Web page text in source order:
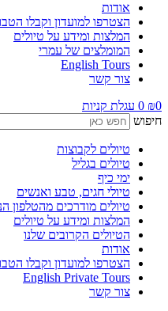
אודות
הצטרפו למועדון וקבלו
המלצות ומידע על טיולים
המומלצים של עמרי
English Tours
צור קשר
₪
0 עגלת קניות
חיפוש
טיולים לקבוצות
טיולים בגליל
ימי כיף
טיולי חגים, טבע ואנשים
טיולים מודרכים מהטלפון
המלצות ומידע על טיולים
הטיולים הקרובים שלנו
אודות
הצטרפו למועדון וקבלו
English Private Tours
צור קשר